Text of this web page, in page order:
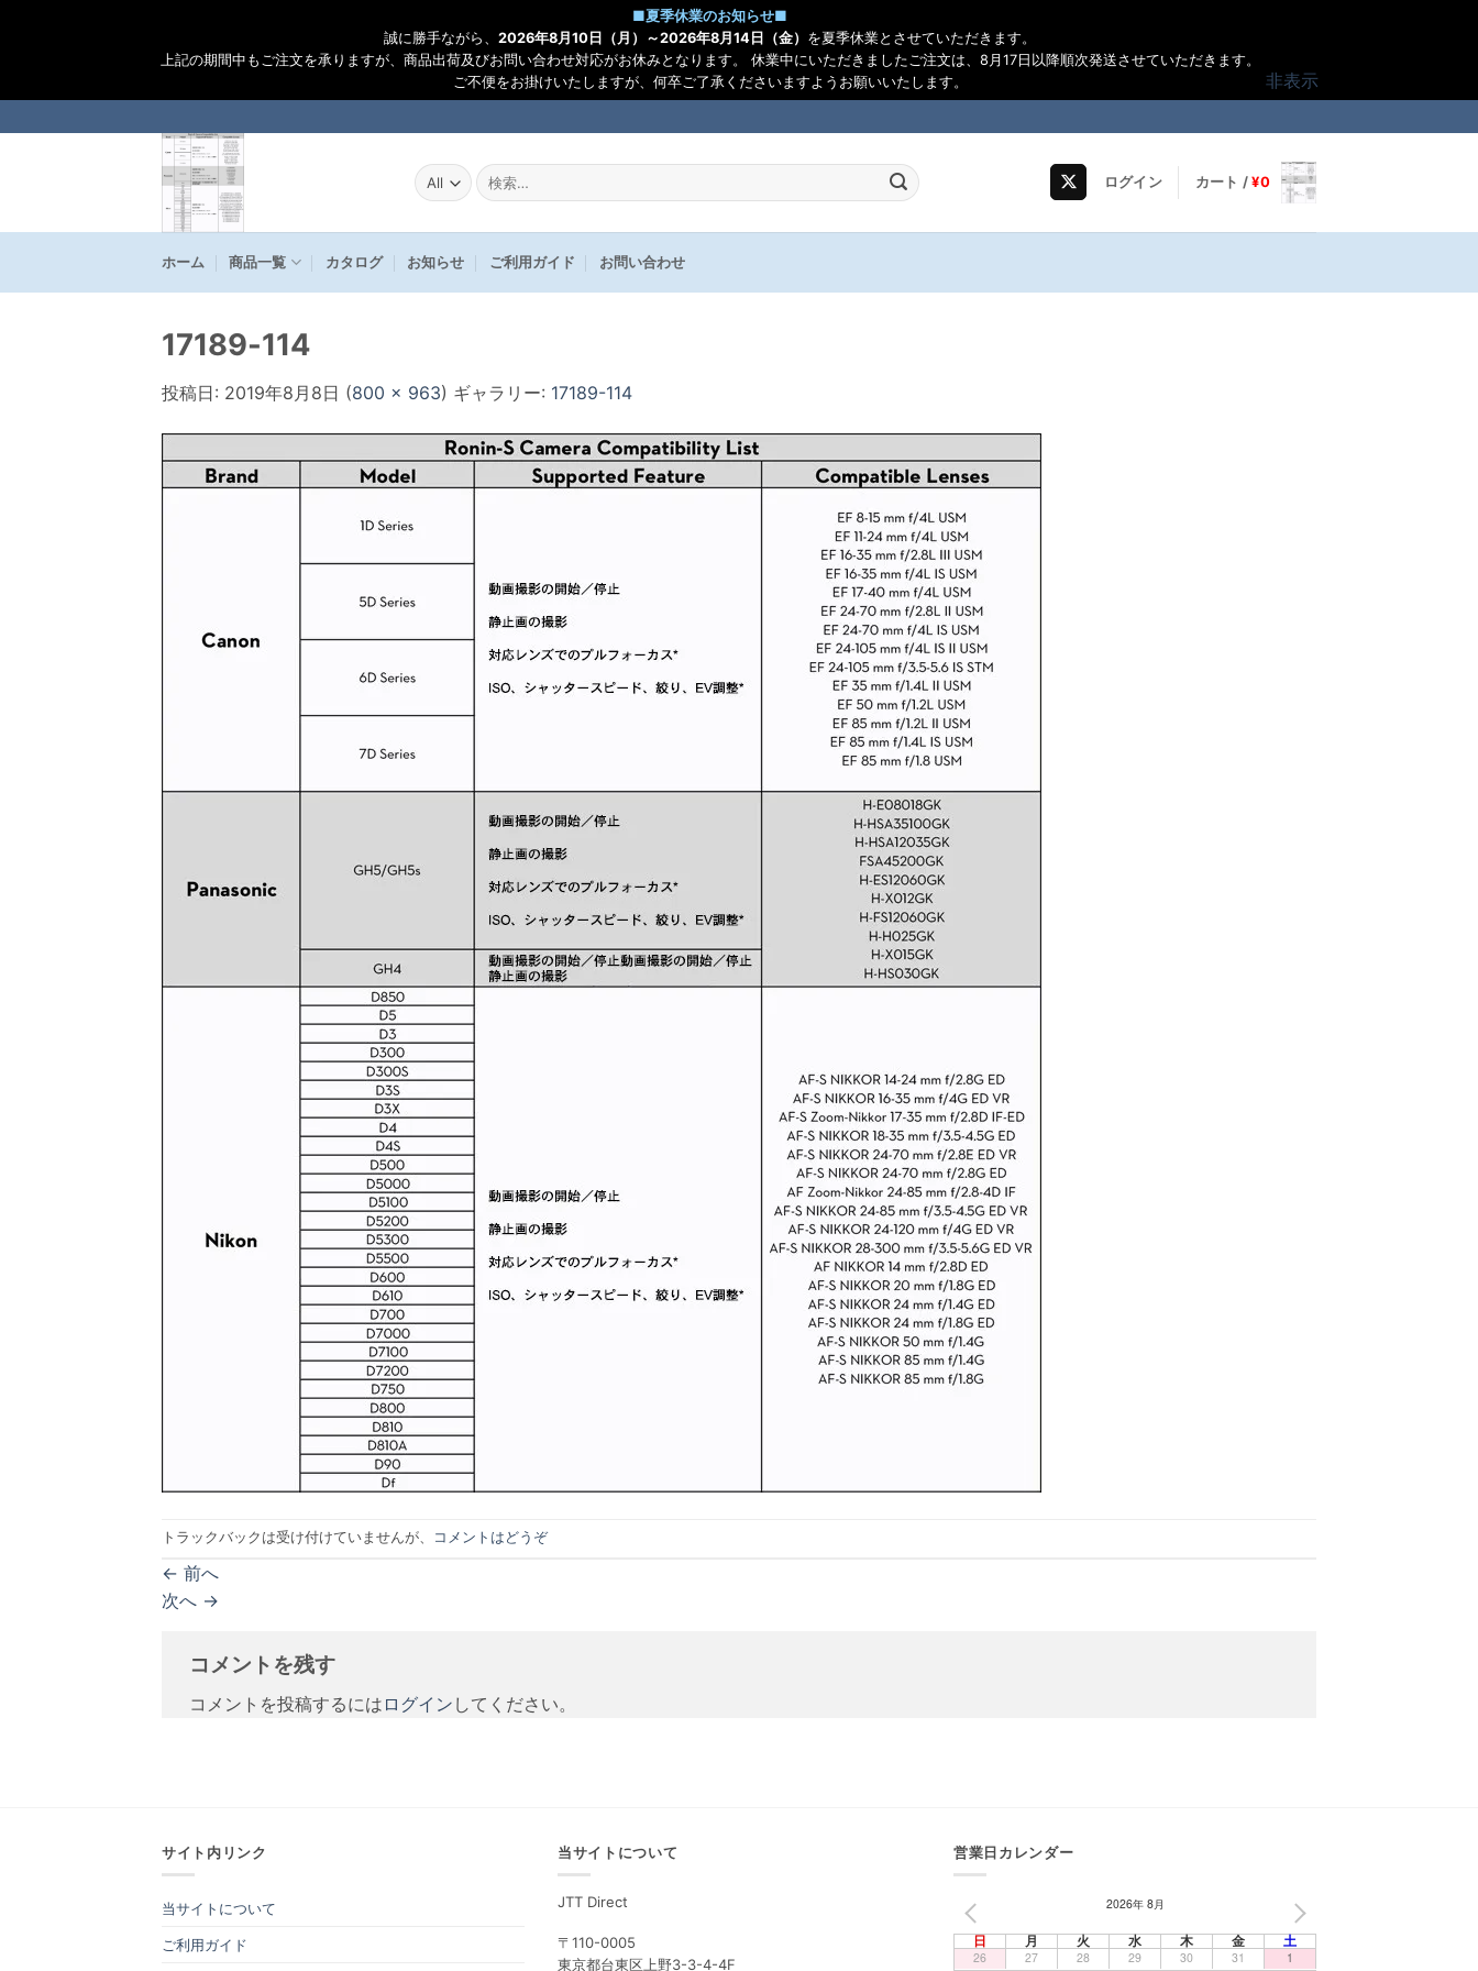
■夏季休業のお知らせ■
誠に勝手ながら、 2026年8月10日（月）～2026年8月14日（金） を夏季休業とさせていただきます。
上記の期間中もご注文を承りますが、商品出荷及びお問い合わせ対応がお休みとなります。 休業中にいただきましたご注文は、8月17日以降順次発送させていただきます。
ご不便をお掛けいたしますが、何卒ご了承くださいますようお願いいたします。
非表示
to
検
索
果:
ログイン カート /¥0
ホーム 商品一覧 カタログ お知らせ ご利用ガイド お問い合わせ
17189-114
投稿日: 2019年8月8日 (800 × 963) ギャラリー: 17189-114
トラックバックは受け付けていませんが、 コメントはどうぞ
← 前へ
次へ →
コメントを残す
コメントを投稿するには ログイン してください。
サイト内リンク
当サイトについて
ご利用ガイド
当サイトについて
JTT Direct
〒110-0005
東京都台東区上野3-3-4-4F
営業日カレンダー
2026年 8月
日 月 火 水 木 金 土
26 27 28 29 30 31 1